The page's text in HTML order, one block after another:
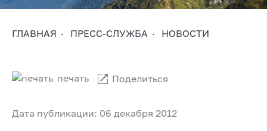
ГЛАВНАЯ ПРЕСС-СЛУЖБА НОВОСТИ
Дата публикации: 06 декабря 2012
печать Поделиться